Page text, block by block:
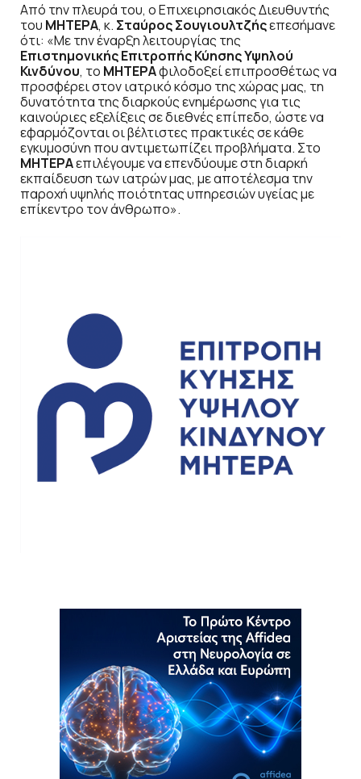
Από την πλευρά του, ο Επιχειρησιακός Διευθυντής
του ΜΗΤΕΡΑ, κ. Σταύρος Σουγιουλτζήςεπεσήμανε
ότι: «Με την έναρξη λειτουργίας της
Επιστημονικής Επιτροπής Κύησης Υψηλού
Κινδύνου, το ΜΗΤΕΡΑφιλοδοξεί επιπροσθέτως να
προσφέρει στον ιατρικό κόσμο της χώρας μας, τη
δυνατότητα της διαρκούς ενημέρωσης για τις
καινούριες εξελίξεις σε διεθνές επίπεδο, ώστε να
εφαρμόζονται οι βέλτιστες πρακτικές σε κάθε
εγκυμοσύνη που αντιμετωπίζει προβλήματα. Στο
ΜΗΤΕΡΑεπιλέγουμε να επενδύουμε στη διαρκή
εκπαίδευση των ιατρών μας, με αποτέλεσμα την
παροχή υψηλής ποιότητας υπηρεσιών υγείας με
επίκεντρο τον άνθρωπο».